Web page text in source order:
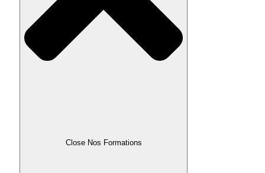
Close Nos Formations